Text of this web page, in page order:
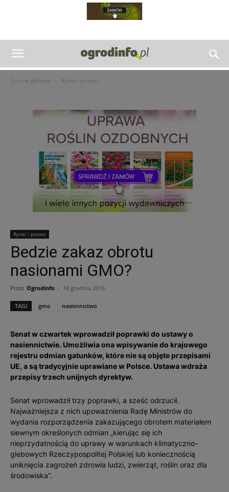
Strona główna Rynki i prawo
Rynki i prawo
Bedzie zakaz obrotu
nasionami GMO?
Przez Ogrodinfo - 16 grudnia 2016
TAGI gmo nasiennictwo
Senat w czwartek wprowadził poprawki do ustawy o
nasiennictwie. Umożliwia ona wpisywanie do krajowego
rejestru odmian gatunków, które nie są objęte przepisami
UE, a są tradycyjnie uprawiane w Polsce. Ustawa wdraża
przepisy trzech unijnych dyrektyw.
Senat wprowadził trzy poprawki, a sześć odrzucił.
Najważniejsza z nich upoważnienia Radę Ministrów do
wydania rozporządzenia zakazującego obrotem materiałem
siewnym określonych odmian „kierując się ich
nieprzydatnością do uprawy w warunkach klimatyczno-
glebowych Rzeczypospolitej Polskiej lub koniecznością
uniknięcia zagrożeń zdrowia ludzi, zwierząt, roślin oraz dla
środowiska”.